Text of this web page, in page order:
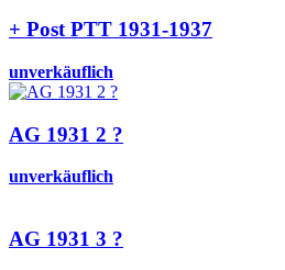
+ Post PTT 1931-1937
unverkäuflich
AG 1931 2 ?
unverkäuflich
AG 1931 3 ?